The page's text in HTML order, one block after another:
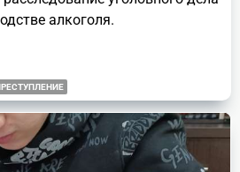
алкоголя.